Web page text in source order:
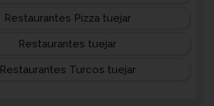
Restaurantes Pizza tuejar
Restaurantes tuejar
Restaurantes Turcos tuejar